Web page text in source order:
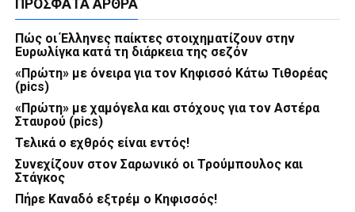
ΠΡΌΣΦΑΤΑ ΆΡΘΡΑ
Πώς οι Έλληνες παίκτες στοιχηματίζουν στην
Ευρωλίγκα κατά τη διάρκεια της σεζόν
«Πρώτη» με όνειρα για τον Κηφισσό Κάτω Τιθορέας
(pics)
«Πρώτη» με χαμόγελα και στόχους για τον Αστέρα
Σταυρού (pics)
Τελικά ο εχθρός είναι εντός!
Συνεχίζουν στον Σαρωνικό οι Τρούμπουλος και
Στάγκος
Πήρε Καναδό εξτρέμ ο Κηφισσός!